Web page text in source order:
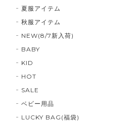
夏服アイテム
秋服アイテム
NEW(8/7新入荷)
BABY
KID
HOT
SALE
ベビー用品
LUCKY BAG(福袋)